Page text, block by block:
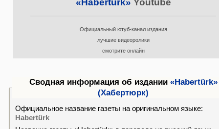
«Habertürk» Youtube
Официальный ютуб-канал издания
лучшие видеоролики
смотрите онлайн
Сводная информация об издании «Habertürk»
(Хабертюрк)
Официальное название газеты на оригинальном языке:
Habertürk